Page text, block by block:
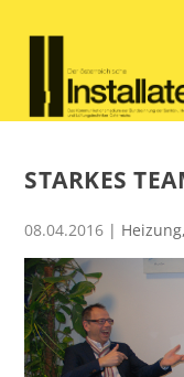
STARKES
08.04.2016 | Heizung,